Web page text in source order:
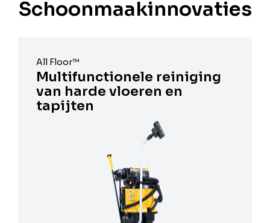
Schoonmaakinnovaties
All Floor™
Multifunctionele reiniging
van harde vloeren en
tapijten